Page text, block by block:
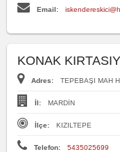
Email:
KONAK
Adres: TEPEBAŞI MAH
İl: MARDİN
İlçe: KIZILTEPE
Telefon: 5435025699